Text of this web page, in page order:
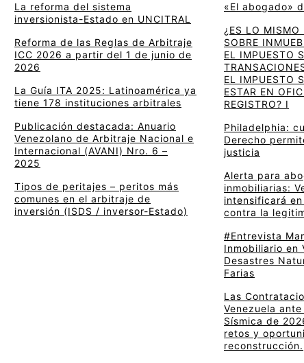
La reforma del sistema
inversionista-Estado en UNCITRAL
Reforma de las Reglas de Arbitraje
ICC 2026 a partir del 1 de junio de
2026
La Guía ITA 2025: Latinoamérica ya
tiene 178 instituciones arbitrales
Publicación destacada: Anuario
Venezolano de Arbitraje Nacional e
Internacional (AVANI) Nro. 6 –
2025
Tipos de peritajes – peritos más
comunes en el arbitraje de
inversión (ISDS / inversor-Estado)
«El abogado»
¿ES LO MISMO
SOBRE
EL IMPUESTO
EL IMPUESTO
ESTAR EN
REGISTRO? I
Philadelphia:
Derecho
justicia
Alerta para
inmobiliarias:
intensificará
contra la
#Entrevista
Inmobiliario en
Desastres
Farias
Las
Venezuela
Sísmica de
retos y
reconstrucción.